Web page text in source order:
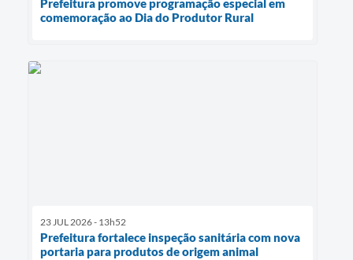
Prefeitura promove programação especial em
comemoração ao Dia do Produtor Rural
23 JUL 2026 - 13h52
Prefeitura fortalece inspeção sanitária com nova
portaria para produtos de origem animal